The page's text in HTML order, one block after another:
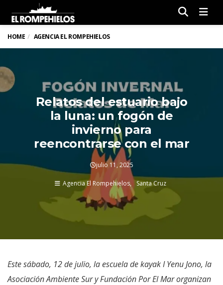
HOME AGENCIA EL ROMPEHIELOS
Relatos del estuario bajo
la luna: un fogón de
invierno para
reencontrarse con el mar
julio 11, 2025
Agencia El Rompehielos Santa Cruz
Este sábado, 12 de julio, la escuela de kayak I Yenu Jono, la
Asociación Ambiente Sur y Fundación Por El Mar organizan